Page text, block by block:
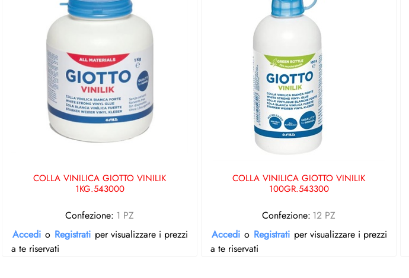
COLLA VINILICA GIOTTO VINILIK
1KG.543000
Confezione: 1 PZ
Accedi o Registrati per visualizzare i prezzi
a te riservati
COLLA VINILICA GIOTTO VINILIK
100GR.543300
Confezione: 12 PZ
Accedi o Registrati per visualizzare i prezzi
a te riservati